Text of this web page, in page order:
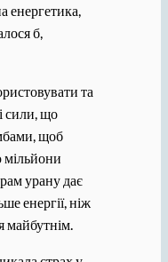
енергетика,
б,
та
сили, що
щоб
мільйони
урану дає
енергії, ніж
майбутнім.